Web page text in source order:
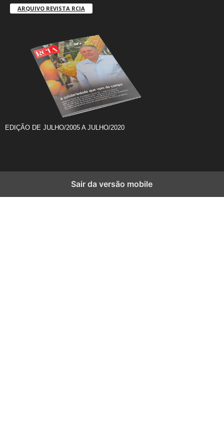
ARQUIVO REVISTA RCIA
EDIÇÃO DE JULHO/2005 A JULHO/2020
Sair da versão mobile